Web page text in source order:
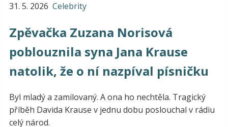
31. 5. 2026 Celebrity
Zpěvačka Zuzana Norisová
poblouznila syna Jana Krause
natolik, že o ní nazpíval písničku
Byl mladý a zamilovaný. A ona ho nechtěla. Tragický
příběh Davida Krause v jednu dobu poslouchal v rádiu
celý národ.